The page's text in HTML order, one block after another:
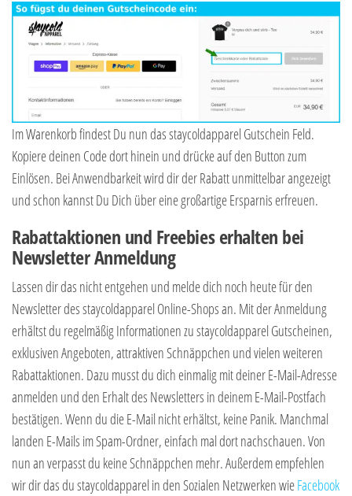
Im Warenkorb findest Du nun das staycoldapparel Gutschein Feld.
Kopiere deinen Code dort hinein und drücke auf den Button zum
Einlösen. Bei Anwendbarkeit wird dir der Rabatt unmittelbar angezeigt
und schon kannst Du Dich über eine großartige Ersparnis erfreuen.
Rabattaktionen und Freebies erhalten bei
Newsletter Anmeldung
Lassen dir das nicht entgehen und melde dich noch heute für den
Newsletter des staycoldapparel Online-Shops an. Mit der Anmeldung
erhältst du regelmäßig Informationen zu staycoldapparel Gutscheinen,
exklusiven Angeboten, attraktiven Schnäppchen und vielen weiteren
Rabattaktionen. Dazu musst du dich einmalig mit deiner E-Mail-Adresse
anmelden und den Erhalt des Newsletters in deinem E-Mail-Postfach
bestätigen. Wenn du die E-Mail nicht erhältst, keine Panik. Manchmal
landen E-Mails im Spam-Ordner, einfach mal dort nachschauen. Von
nun an verpasst du keine Schnäppchen mehr. Außerdem empfehlen
wir dir das du staycoldapparel in den Sozialen Netzwerken wieFacebook